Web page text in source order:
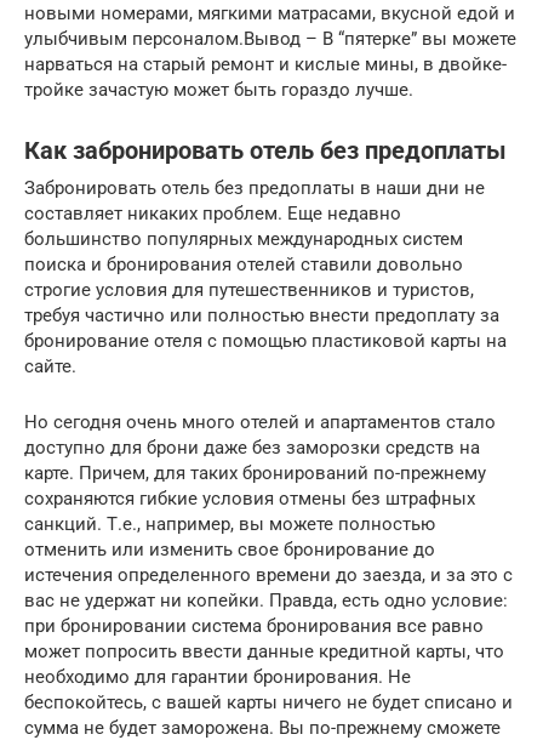
новыми номерами, мягкими матрасами, вкусной едой и
улыбчивым персоналом.Вывод – В “пятерке” вы можете
нарваться на старый ремонт и кислые мины, в двойке-
тройке зачастую может быть гораздо лучше.
Как забронировать отель без предоплаты
Забронировать отель без предоплаты в наши дни не
составляет никаких проблем. Еще недавно
большинство популярных международных систем
поиска и бронирования отелей ставили довольно
строгие условия для путешественников и туристов,
требуя частично или полностью внести предоплату за
бронирование отеля с помощью пластиковой карты на
сайте.
Но сегодня очень много отелей и апартаментов стало
доступно для брони даже без заморозки средств на
карте. Причем, для таких бронирований по-прежнему
сохраняются гибкие условия отмены без штрафных
санкций. Т.е., например, вы можете полностью
отменить или изменить свое бронирование до
истечения определенного времени до заезда, и за это с
вас не удержат ни копейки. Правда, есть одно условие:
при бронировании система бронирования все равно
может попросить ввести данные кредитной карты, что
необходимо для гарантии бронирования. Не
беспокойтесь, с вашей карты ничего не будет списано и
сумма не будет заморожена. Вы по-прежнему сможете